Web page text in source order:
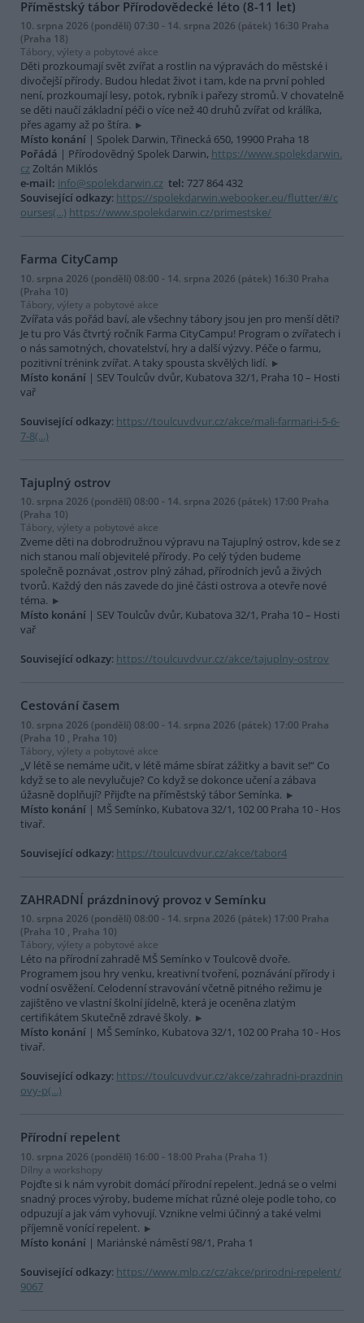
Příměstský tábor Přírodovědecké léto (8-11 let)
10. srpna 2026 (pondělí) 07:30 - 14. srpna 2026 (pátek) 16:30 Praha
(Praha 18)
Tábory, výlety a pobytové akce
Děti prozkoumají svět zvířat a rostlin na výpravách do městské i
divočejší přírody. Budou hledat život i tam, kde na první pohled
není, prozkoumají lesy, potok, rybník i pařezy stromů. V chovatelně
se děti naučí základní péči o více než 40 druhů zvířat od králíka,
přes agamy až po štíra.
Místo konání | Spolek Darwin, Třinecká 650, 19900 Praha 18
Pořádá | Přírodovědný Spolek Darwin, https://www.spolekdarwin.
czZoltán Miklós
e-mail: info@spolekdarwin.cz tel: 727 864 432
Související odkazy: https://spolekdarwin.webooker.eu/flutter/#/c
ourses(...) https://www.spolekdarwin.cz/primestske/
Farma CityCamp
10. srpna 2026 (pondělí) 08:00 - 14. srpna 2026 (pátek) 16:30 Praha
(Praha 10)
Tábory, výlety a pobytové akce
Zvířata vás pořád baví, ale všechny tábory jsou jen pro menší děti?
Je tu pro Vás čtvrtý ročník Farma CityCampu! Program o zvířatech i
o nás samotných, chovatelství, hry a další výzvy. Péče o farmu,
pozitivní trénink zvířat. A taky spousta skvělých lidí.
Místo konání | SEV Toulcův dvůr, Kubatova 32/1, Praha 10 – Hosti
vař
Související odkazy: https://toulcuvdvur.cz/akce/mali-farmari-i-5-6-
7-8(...)
Tajuplný ostrov
10. srpna 2026 (pondělí) 08:00 - 14. srpna 2026 (pátek) 17:00 Praha
(Praha 10)
Tábory, výlety a pobytové akce
Zveme děti na dobrodružnou výpravu na Tajuplný ostrov, kde se z
nich stanou malí objevitelé přírody. Po celý týden budeme
společně poznávat ‚ostrov plný záhad, přírodních jevů a živých
tvorů. Každý den nás zavede do jiné části ostrova a otevře nové
téma.
Místo konání | SEV Toulcův dvůr, Kubatova 32/1, Praha 10 – Hosti
vař
Související odkazy: https://toulcuvdvur.cz/akce/tajuplny-ostrov
Cestování časem
10. srpna 2026 (pondělí) 08:00 - 14. srpna 2026 (pátek) 17:00 Praha
(Praha 10 , Praha 10)
Tábory, výlety a pobytové akce
„V létě se nemáme učit, v létě máme sbírat zážitky a bavit se!“ Co
když se to ale nevylučuje? Co když se dokonce učení a zábava
úžasně doplňují? Přijďte na příměstský tábor Semínka.
Místo konání | MŠ Semínko, Kubatova 32/1, 102 00 Praha 10 - Hos
tivař.
Související odkazy: https://toulcuvdvur.cz/akce/tabor4
ZAHRADNÍ prázdninový provoz v Semínku
10. srpna 2026 (pondělí) 08:00 - 14. srpna 2026 (pátek) 17:00 Praha
(Praha 10 , Praha 10)
Tábory, výlety a pobytové akce
Léto na přírodní zahradě MŠ Semínko v Toulcově dvoře.
Programem jsou hry venku, kreativní tvoření, poznávání přírody i
vodní osvěžení. Celodenní stravování včetně pitného režimu je
zajištěno ve vlastní školní jídelně, která je oceněna zlatým
certifikátem Skutečně zdravé školy.
Místo konání | MŠ Semínko, Kubatova 32/1, 102 00 Praha 10 - Hos
tivař.
Související odkazy: https://toulcuvdvur.cz/akce/zahradni-prazdnin
ovy-p(...)
Přírodní repelent
10. srpna 2026 (pondělí) 16:00 - 18:00 Praha (Praha 1)
Dílny a workshopy
Pojďte si k nám vyrobit domácí přírodní repelent. Jedná se o velmi
snadný proces výroby, budeme míchat různé oleje podle toho, co
odpuzují a jak vám vyhovují. Vznikne velmi účinný a také velmi
příjemně vonící repelent.
Místo konání | Mariánské náměstí 98/1, Praha 1
Související odkazy: https://www.mlp.cz/cz/akce/prirodni-repelent/
9067